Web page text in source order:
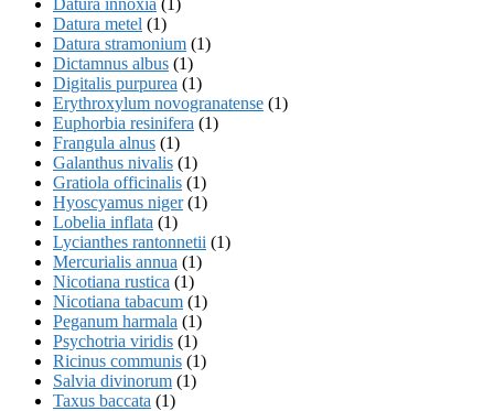
Datura metel (1)
Datura stramonium (1)
Dictamnus albus (1)
Digitalis purpurea (1)
Erythroxylum novogranatense (1)
Euphorbia resinifera (1)
Frangula alnus (1)
Galanthus nivalis (1)
Gratiola officinalis (1)
Hyoscyamus niger(1)
Lobelia inflata (1)
Lycianthes rantonnetii (1)
Mercurialis annua (1)
Nicotiana rustica (1)
Nicotiana tabacum (1)
Peganum harmala (1)
Psychotria viridis (1)
Ricinus communis (1)
Salvia divinorum (1)
Taxus baccata (1)